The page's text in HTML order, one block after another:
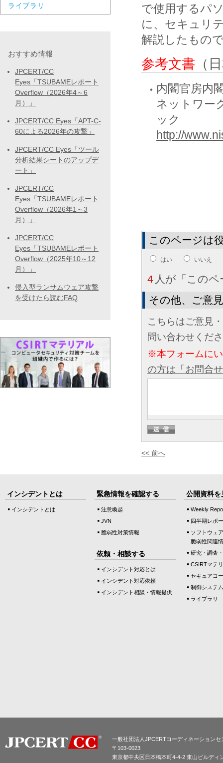
で使用するパ
に、セキュリ
解説したもの
参考文書 （
内閣官房内
ネットワー
ック
http://
このページは
はい いいえ
4 人が「この
その他、ご意
こちらはご意見
問い合わせくだ
※本フォームに
の方は「お問合
<< 前へ
ライブラリ
おすすめ情報
JPCERT/CC
Eyes「TSUBAMEレポート
Overflow（2026年4～6
月）」
JPCERT/CC Eyes「APT-C-
60による2026年の攻撃」
JPCERT/CC Eyes「ツール
分析結果シートのアップデ
ート」
JPCERT/CC
Eyes「TSUBAMEレポート
Overflow（2026年1～3
月）」
JPCERT/CC
Eyes「TSUBAMEレポート
Overflow（2025年10～12
月）」
侵入型ランサムウェア攻撃
を受けたら読むFAQ
インシデントとは
インシデントとは
緊急情報を確認する
注意喚起
JVN
脆弱性対策情報
依頼・相談する
インシデント対応とは
インシデント対応依頼
インシデント相談・情報提供
公開資料を
Weekly
四半期レポ
ソフトウェ
脆弱性関連
研究・調査
CSIRTマテ
セキュアコ
制御システ
ライブラリ
一般社団法人JPCERTコーディネーションセ
〒103-0023
東京都中央区日本橋本町4-4-2 東山ビルディ